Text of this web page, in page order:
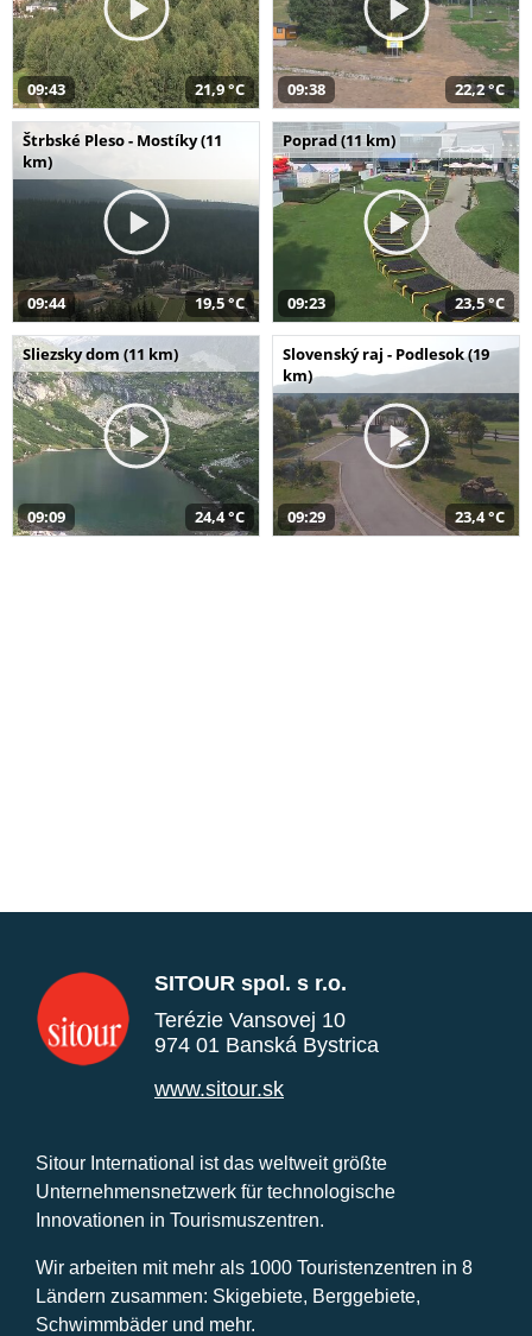
09:43 21,9 °C 09:38 22,2 °C
Štrbské Pleso - Mostíky (11
km)
09:44 19,5 °C
Poprad (11 km)
09:23 23,5 °C
Sliezsky dom (11 km)
09:09 24,4 °C
Slovenský raj - Podlesok (19
km)
09:29 23,4 °C
SITOUR spol. s r.o.
Terézie Vansovej 10
974 01 Banská Bystrica
www.sitour.sk
Sitour International ist das weltweit größte
Unternehmensnetzwerk für technologische
Innovationen in Tourismuszentren.
Wir arbeiten mit mehr als 1000 Touristenzentren in 8
Ländern zusammen: Skigebiete, Berggebiete,
Schwimmbäder und mehr.